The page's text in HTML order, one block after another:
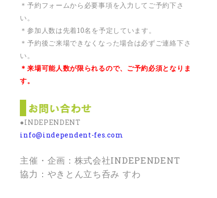
＊予約フォームから必要事項を入力してご予約下さ
い。
＊参加人数は先着10名を予定しています。
＊予約後ご来場できなくなった場合は必ずご連絡下さ
い。
＊来場可能人数が限られるので、ご予約必須となりま
す。
●INDEPENDENT
info@independent-fes.com
主催・企画：株式会社INDEPENDENT
協力：やきとん立ち呑み すわ